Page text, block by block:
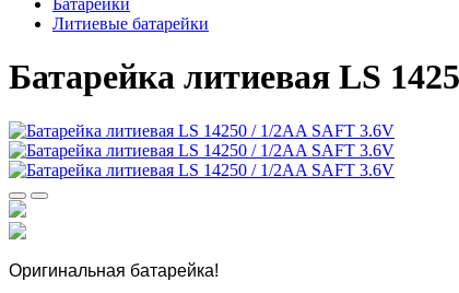
Батарейки
Литиевые батарейки
Батарейка литиевая LS
Оригинальная батарейка!